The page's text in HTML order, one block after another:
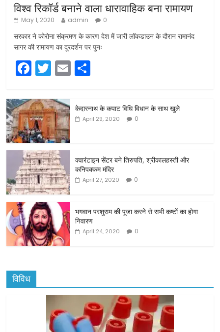
विश्व रिकॉर्ड बनाने वाला धारावाहिक बना रामायण
May 1, 2020 admin 0
सरकार ने कोरोना संक्रमण के कारण देश में जारी लॉकडाउन के दौरान रामानंद
सागर की रामायण का दूरदर्शन पर पुनः
F
c
e
b
o
o
k
T
itt
er
E
ai ar
e
केदारनाथ के कपाट विधि विधान के साथ खुले
April 29, 2020 0
क्वारंटाइन सेंटर बने तिरुपति, श्रीकालहस्ती और
कनिपक्कम मंदिर
April 27, 2020 0
भगवान परशुराम की पूजा करने से सभी कष्टों का होगा
निवारण
April 24, 2020 0
विविध